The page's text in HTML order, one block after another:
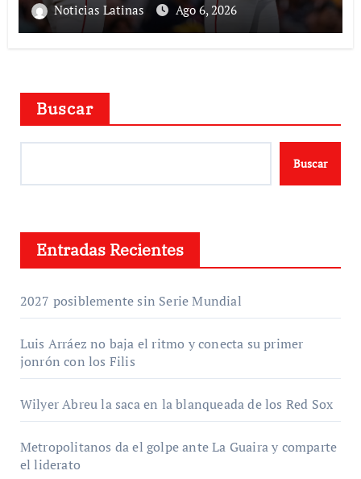
Noticias Latinas Ago 6, 2026
Buscar
Buscar
Entradas Recientes
2027 posiblemente sin Serie Mundial
Luis Arráez no baja el ritmo y conecta su primer
jonrón con los Filis
Wilyer Abreu la saca en la blanqueada de los Red Sox
Metropolitanos da el golpe ante La Guaira y comparte
el liderato